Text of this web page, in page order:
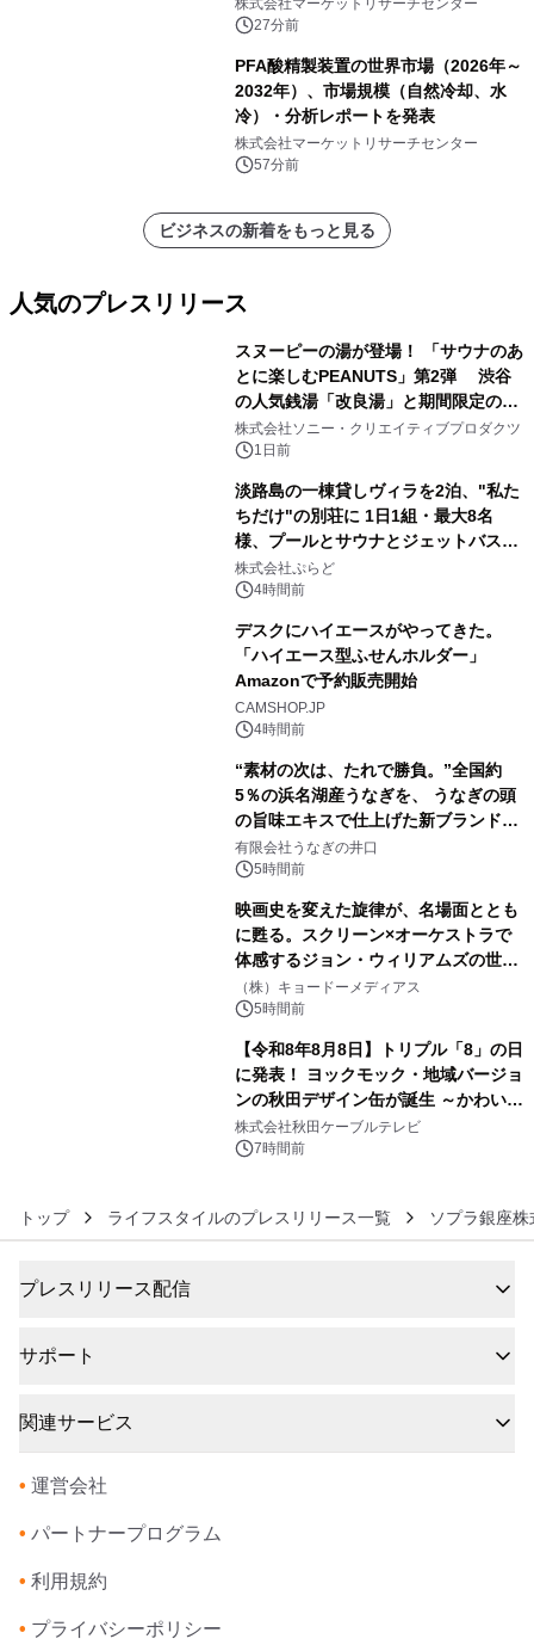
トを発表
株式会社マーケットリサーチセンター
27分前
PFA酸精製装置の世界市場（2026年～
2032年）、市場規模（自然冷却、水
冷）・分析レポートを発表
株式会社マーケットリサーチセンター
57分前
ビジネスの新着をもっと見る
人気のプレスリリース
スヌーピーの湯が登場！ 「サウナのあ
とに楽しむPEANUTS」第2弾 渋谷
の人気銭湯「改良湯」と期間限定のコ
ラボレーション サウナイキタイコラ
ボグッズも発売決定！
株式会社ソニー・クリエイティブプロダクツ
1日前
淡路島の一棟貸しヴィラを2泊、"私た
ちだけ"の別荘に 1日1組・最大8名
様、プールとサウナとジェットバス付
きで Villa Mon Temps AWAJIの連泊
素泊りプラン
株式会社ぷらど
4時間前
デスクにハイエースがやってきた。
「ハイエース型ふせんホルダー」
Amazonで予約販売開始
CAMSHOP.JP
4時間前
“素材の次は、たれで勝負。”全国約
5％の浜名湖産うなぎを、 うなぎの頭
の旨味エキスで仕上げた新ブランド
「井口の誉」誕生
有限会社うなぎの井口
5時間前
映画史を変えた旋律が、名場面ととも
に甦る。スクリーン×オーケストラで
体感するジョン・ウィリアムズの世
界。ジョン・ウィリアムズ：シネマ・
スペクタキュラー・コンサート 開催決
（株）キョードーメディアス
5時間前
【令和8年8月8日】トリプル「8」の日
に発表！ ヨックモック・地域バージョ
ンの秋田デザイン缶が誕生 ～かわいい
秋田犬の子犬と秋田の四季と名所を巡
るパッケージ～ 9月1日(火)秋田県内で
株式会社秋田ケーブルテレビ
7時間前
トップ ライフスタイルのプレスリリース一覧 ソプラ銀座株
プレスリリース配信
サポート
関連サービス
• 運営会社
• パートナープログラム
• 利用規約
• プライバシーポリシー